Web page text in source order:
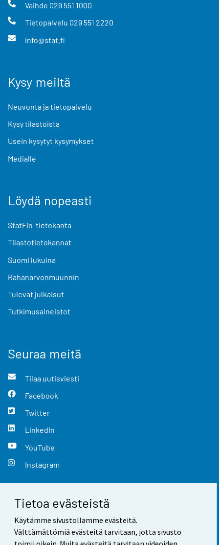
Tietoa evästeistä
Käytämme sivustollamme evästeitä.
Välttämättömiä evästeitä tarvitaan, jotta sivusto
Vaihde 029 551 1000
Tietopalvelu 029 551 2220
info@stat.fi
Kysy meiltä
Neuvonta ja tietopalvelu
Kysy tilastoista
Usein kysytyt kysymykset
Medialle
Löydä nopeasti
StatFin-tietokanta
Tilastotietokannat
Suomi lukuina
Rahanarvonmuunnin
Tulevat julkaisut
Tutkimusaineistot
Seuraa meitä
Tilaa uutisviesti
Facebook
Twitter
LinkedIn
YouTube
Instagram
Yhteystiedot
Palaute